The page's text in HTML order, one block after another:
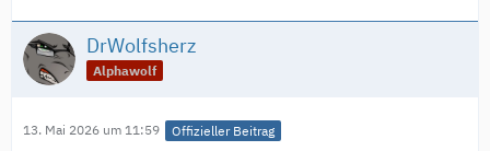
DrWolfsherz
Alphawolf
13. Mai 2026 um 11:59 Offizieller Beitrag